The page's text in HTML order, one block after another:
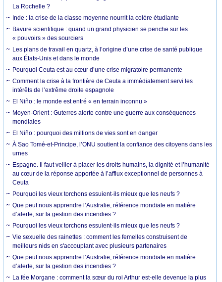
La Rochelle ?
Inde : la crise de la classe moyenne nourrit la colère étudiante
Bavure scientifique : quand un grand physicien se penche sur les
« pouvoirs » des sourciers
Les plans de travail en quartz, à l’origine d’une crise de santé publique
aux États-Unis et dans le monde
Pourquoi Ceuta est au cœur d’une crise migratoire permanente
Comment la crise à la frontière de Ceuta a immédiatement servi les
intérêts de l’extrême droite espagnole
El Niño : le monde est entré « en terrain inconnu »
Moyen-Orient : Guterres alerte contre une guerre aux conséquences
mondiales
El Niño : pourquoi des millions de vies sont en danger
À Sao Tomé-et-Principe, l’ONU soutient la confiance des citoyens dans les
urnes
Espagne. Il faut veiller à placer les droits humains, la dignité et l’humanité
au cœur de la réponse apportée à l’afflux exceptionnel de personnes à
Ceuta
Pourquoi les vieux torchons essuient-ils mieux que les neufs ?
Que peut nous apprendre l’Australie, référence mondiale en matière
d’alerte, sur la gestion des incendies ?
Pourquoi les vieux torchons essuient-ils mieux que les neufs ?
Vie sexuelle des rainettes : comment les femelles construisent de
meilleurs nids en s'accouplant avec plusieurs partenaires
Que peut nous apprendre l’Australie, référence mondiale en matière
d’alerte, sur la gestion des incendies ?
La fée Morgane : comment la sœur du roi Arthur est-elle devenue la plus